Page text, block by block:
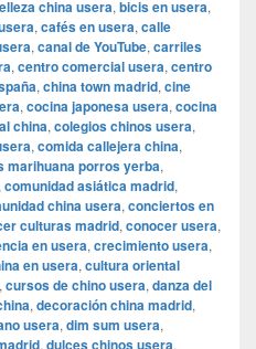
china usera, bicis en usera,
, cafés en usera, calle
, canal de YouTube, carriles
, centro comercial usera, centro
, china town madrid, cine
, cocina japonesa usera, cocina
china, colegios chinos usera,
, comida callejera china,
marihuana porros yerba,
comunidad asiática madrid,
china usera, conciertos en
culturas madrid, conocer usera,
en usera, crecimiento usera,
en usera, cultura oriental
, cursos de chino usera, danza del
, decoración china madrid,
usera, dim sum usera,
, dulces chinos usera,